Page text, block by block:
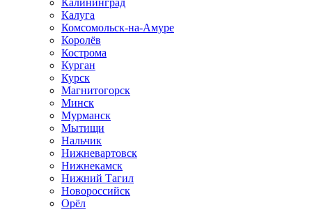
Калининград
Калуга
Комсомольск-на-Амуре
Королёв
Кострома
Курган
Курск
Магнитогорск
Минск
Мурманск
Мытищи
Нальчик
Нижневартовск
Нижнекамск
Нижний Тагил
Новороссийск
Орёл